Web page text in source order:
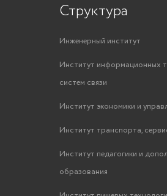
Структура
Инженерный институт
Институт информационных
систем связи
Институт экономики и
Институт транспорта,
Институт педагогики и
образования